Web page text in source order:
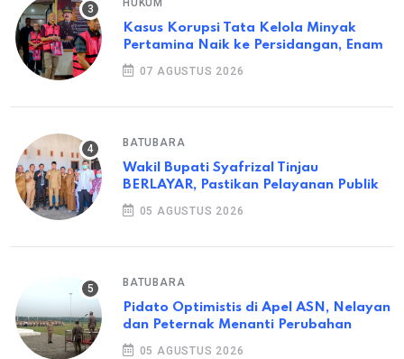
HUKUM
Kasus Korupsi Tata Kelola Minyak
Pertamina Naik ke Persidangan, Enam
07 AGUSTUS 2026
BATUBARA
Wakil Bupati Syafrizal Tinjau
BERLAYAR, Pastikan Pelayanan Publik
05 AGUSTUS 2026
BATUBARA
Pidato Optimistis di Apel ASN, Nelayan
dan Peternak Menanti Perubahan
05 AGUSTUS 2026